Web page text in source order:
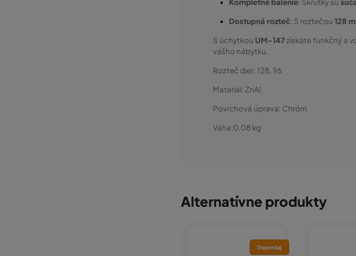
Dostupná rozteč: S roztečou 128
S úchytkou UM-147získate funkčný a
vášho nábytku.
Rozteč dier: 128, 96
Materiál: ZnAl
Povrchová úprava: Chróm
Váha:0,08 kg
Alternatívne produkty
Dopredaj